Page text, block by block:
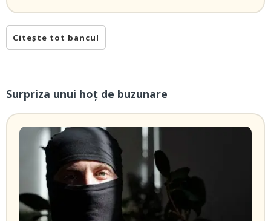
Citește tot bancul
Surpriza unui hoţ de buzunare